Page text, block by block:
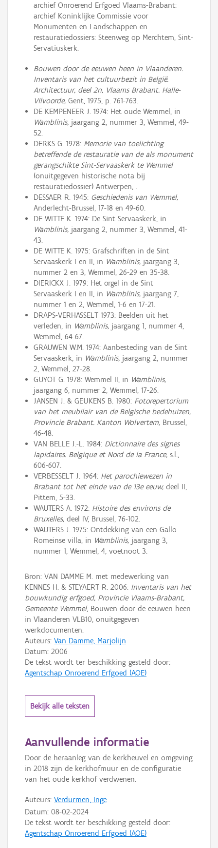
archief Onroerend Erfgoed Vlaams-Brabant:
archief Koninklijke Commissie voor
Monumenten en Landschappen en
restauratiedossiers: Steenweg op Merchtem, Sint-
Servatiuskerk.
Bouwen door de eeuwen heen in Vlaanderen.
Inventaris van het cultuurbezit in België.
Architectuur, deel 2n, Vlaams Brabant. Halle-
Vilvoorde,Gent, 1975, p. 761-763.
DE KEMPENEER J. 1974: Het oude Wemmel, in
Wamblinis,jaargang 2, nummer 3, Wemmel, 49-
52.
DERKS G. 1978: Memorie van toelichting
betreffende de restauratie van de als monument
gerangschikte Sint-Servaaskerk te Wemmel
(onuitgegeven historische nota bij
restauratiedossier) Antwerpen, .
DESSAER R. 1945: Geschiedenis van Wemmel,
Anderlecht-Brussel, 17-18 en 49-60.
DE WITTE K. 1974: De Sint Servaaskerk, in
Wamblinis,jaargang 2, nummer 3, Wemmel, 41-
43.
DE WITTE K. 1975: Grafschriften in de Sint
Servaaskerk I en II, in Wamblinis, jaargang 3,
nummer 2 en 3, Wemmel, 26-29 en 35-38.
DIERICKX J. 1979: Het orgel in de Sint
Servaaskerk I en II, in Wamblinis,jaargang 7,
nummer 1 en 2, Wemmel, 1-6 en 17-21.
DRAPS-VERHASSELT 1973: Beelden uit het
verleden, in Wamblinis,jaargang 1, nummer 4,
Wemmel, 64-67.
GRAUWEN W.M. 1974: Aanbesteding van de Sint
Servaaskerk, in Wamblinis,jaargang 2, nummer
2, Wemmel, 27-28.
GUYOT G. 1978: Wemmel II, in Wamblinis,
jaargang 6, nummer 2, Wemmel, 17-26.
JANSEN J. & GEUKENS B. 1980: Fotorepertorium
van het meubilair van de Belgische bedehuizen,
Provincie Brabant. Kanton Wolvertem,Brussel,
46-48.
VAN BELLE J.-L. 1984: Dictionnaire des signes
lapidaires. Belgique et Nord de la France,s.l.,
606-607.
VERBESSELT J. 1964: Het parochiewezen in
Brabant tot het einde van de 13e eeuw,deel II,
Pittem, 5-33.
WAUTERS A. 1972: Histoire des environs de
Bruxelles,deel IV, Brussel, 76-102.
WAUTERS J. 1975: Ontdekking van een Gallo-
Romeinse villa, in Wamblinis,jaargang 3,
nummer 1, Wemmel, 4, voetnoot 3.
Bron: VAN DAMME M. met medewerking van
KENNES H. & STEYAERT R. 2006: Inventaris van het
bouwkundig erfgoed, Provincie Vlaams-Brabant,
Gemeente Wemmel, Bouwen door de eeuwen heen
in Vlaanderen VLB10, onuitgegeven
werkdocumenten.
Auteurs: Van Damme, Marjolijn
Datum: 2006
De tekst wordt ter beschikking gesteld door:
Agentschap Onroerend Erfgoed (AOE)
Bekijk alle teksten
Aanvullende informatie
Door de heraanleg van de kerkheuvel en omgeving
in 2018 zijn de kerkhofmuur en de configuratie
van het oude kerkhof verdwenen.
Auteurs: Verdurmen, Inge
Datum: 08-02-2024
De tekst wordt ter beschikking gesteld door:
Agentschap Onroerend Erfgoed (AOE)